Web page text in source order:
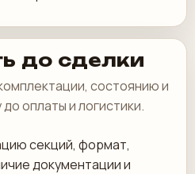
до сделки
состоянию и
оплаты и логистики.
секций, формат,
документации и